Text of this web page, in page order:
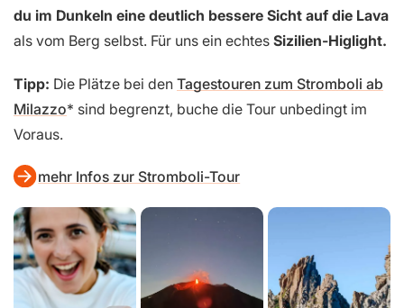
du im Dunkeln eine deutlich bessere Sicht auf die Lava
als vom Berg selbst. Für uns ein echtes Sizilien-Higlight.
Tipp: Die Plätze bei den Tagestouren zum Stromboli ab
Milazzo
sind begrenzt, buche die Tour unbedingt im
Voraus.
mehr Infos zur Stromboli-Tour